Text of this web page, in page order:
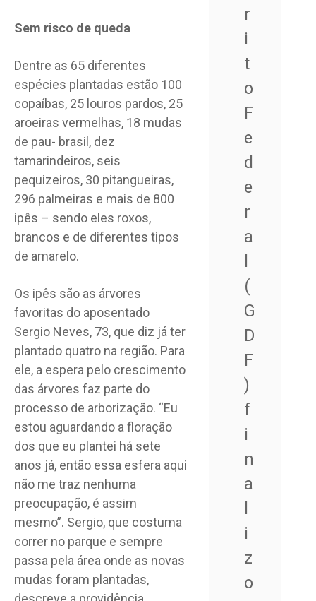
r
i
t
o
F
e
d
e
r
a
l
(
G
D
F
)
f
i
n
a
l
i
z
o
Sem risco de queda
Dentre as 65 diferentes
espécies plantadas estão 100
copaíbas, 25 louros pardos, 25
aroeiras vermelhas, 18 mudas
de pau- brasil, dez
tamarindeiros, seis
pequizeiros, 30 pitangueiras,
296 palmeiras e mais de 800
ipês – sendo eles roxos,
brancos e de diferentes tipos
de amarelo.
Os ipês são as árvores
favoritas do aposentado
Sergio Neves, 73, que diz já ter
plantado quatro na região. Para
ele, a espera pelo crescimento
das árvores faz parte do
processo de arborização. “Eu
estou aguardando a floração
dos que eu plantei há sete
anos já, então essa esfera aqui
não me traz nenhuma
preocupação, é assim
mesmo”. Sergio, que costuma
correr no parque e sempre
passa pela área onde as novas
mudas foram plantadas,